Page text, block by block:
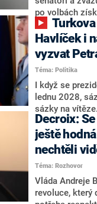
svoje témata,“
NEWS.
po volbách
NEWS to řekl
Martin Kuba.
například
součástí klubu
redakce
Zdeněk Nytra
některých
nepřítel, ale
Havlíček i
vyzvat
Téma: Politika
I když se
lednu 2028,
sázky na
hlava státu
zmiňují dva
Andreje
Oblíbeným
Motoristy Filip
o případné
značně
Decroix:
ještě
nechtěli
Téma: Rozhovor
Vláda Andreje
revoluce, který